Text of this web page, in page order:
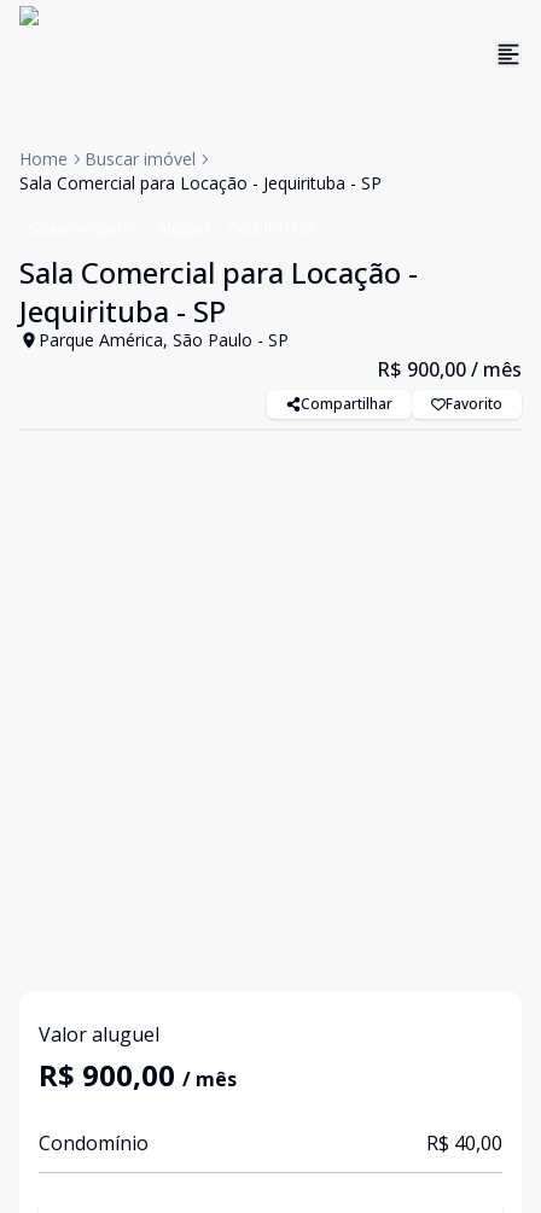
Home
Buscar imóvel
Sala Comercial para Locação - Jequirituba - SP
Sala Comercial para Locação -
Jequirituba - SP
Parque América, São Paulo - SP
R$ 900,00/ mês
Compartilhar Favorito
Valor aluguel
R$ 900,00 / mês
Condomínio R$ 40,00